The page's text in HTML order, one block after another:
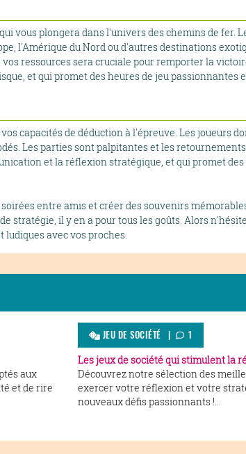
vous plongera dans l'univers des chemins de fer.
l'Amérique du Nord ou d'autres destinations
ressources sera cruciale pour remporter la
et qui promet des heures de jeu passionnantes
capacités de déduction à l'épreuve. Les joueurs
Les parties sont palpitantes et les
et la réflexion stratégique, et qui promet
entre amis et créer des souvenirs
stratégie, il y en a pour tous les goûts. Alors
avec vos proches.
aux
et de rire
JEU DE SOCIÉTÉ | 1
Les jeux de société qui stimulent la
Découvrez notre sélection des
exercer votre réflexion et votre
nouveaux défis passionnants !...